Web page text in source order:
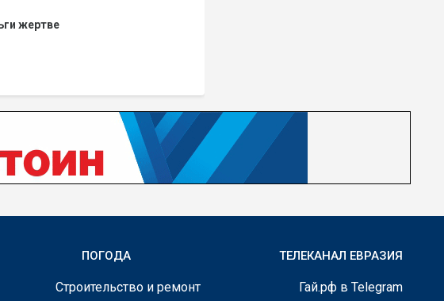
жертве
ПОГОДА ТЕЛЕКАНАЛ ЕВРАЗИЯ
Строительство и ремонт Гай.рф в Telegram